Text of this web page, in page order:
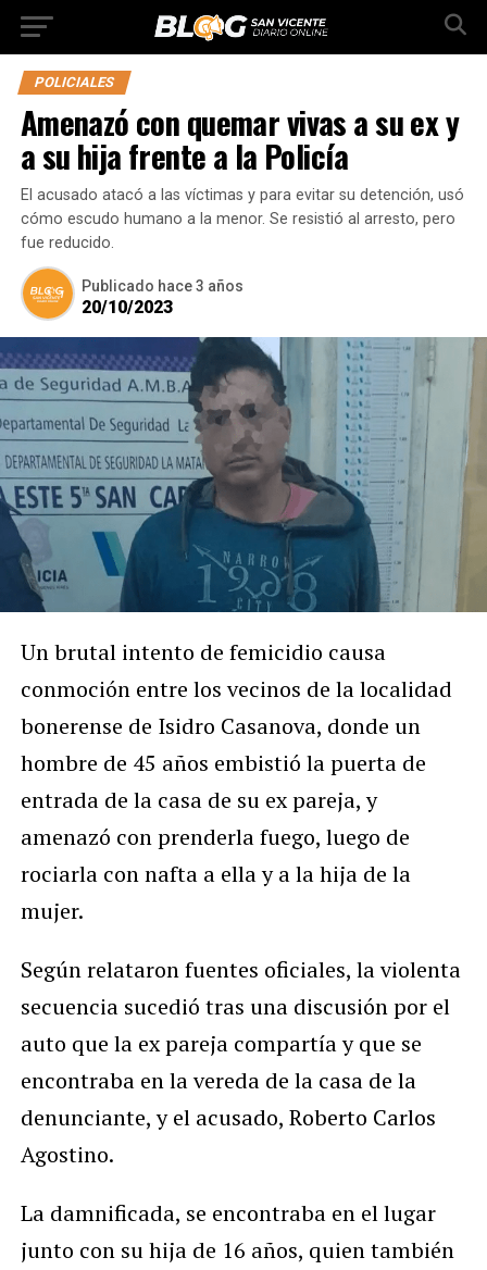
POLICIALES
Amenazó con quemar vivas a su ex y
a su hija frente a la Policía
El acusado atacó a las víctimas y para evitar su detención, usó
cómo escudo humano a la menor. Se resistió al arresto, pero
fue reducido.
Publicado hace 3 años
20/10/2023
Un brutal intento de femicidio causa
conmoción entre los vecinos de la localidad
bonerense de Isidro Casanova, donde un
hombre de 45 años embistió la puerta de
entrada de la casa de su ex pareja, y
amenazó con prenderla fuego, luego de
rociarla con nafta a ella y a la hija de la
mujer.
Según relataron fuentes oficiales, la violenta
secuencia sucedió tras una discusión por el
auto que la ex pareja compartía y que se
encontraba en la vereda de la casa de la
denunciante, y el acusado, Roberto Carlos
Agostino.
La damnificada, se encontraba en el lugar
junto con su hija de 16 años, quien también